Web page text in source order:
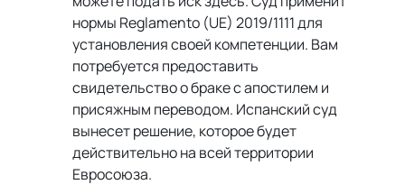
нормы Reglamento (UE) 2019/1111 для
установления своей компетенции. Вам
потребуется предоставить
свидетельство о браке с апостилем и
присяжным переводом. Испанский суд
вынесет решение, которое будет
действительно на всей территории
Евросоюза.